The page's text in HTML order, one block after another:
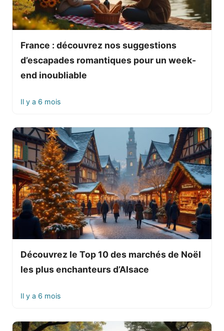
France : découvrez nos suggestions
d’escapades romantiques pour un week-
end inoubliable
Il y a 6 mois
Découvrez le Top 10 des marchés de Noël
les plus enchanteurs d’Alsace
Il y a 6 mois